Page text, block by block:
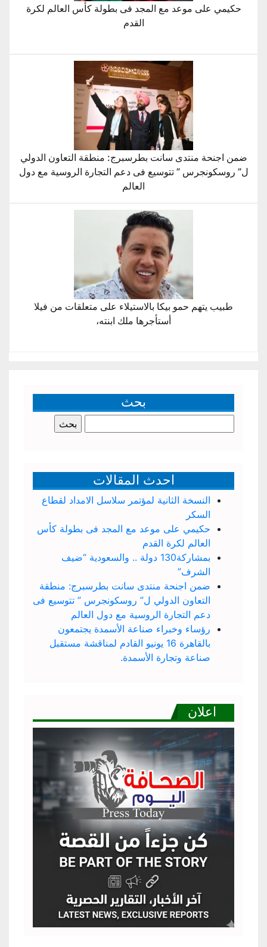
حكيمي على موعد مع المجد فى بطولة كأس العالم لكرة
القدم
ضمن اجنحة منتدى سانت بطرسبرج: منطقة التعاون الدولي
ل” روسكونجرس ” تتوسيع فى دعم التجارة الروسية مع دول
العالم
طبيب يتهم حمو بيكا بالاستيلاء على متعلقات من فيلا
أستأجرها ملك ابنته،
بحث
عن:
احدث المقالات
النسخة الثانية لمؤتمر سلاسل الامداد لقطاع
السكر
حكيمي على موعد مع المجد فى بطولة كأس
العالم لكرة القدم
بمشاركة130 دولة .. والسعودية “ضيف
الشرف”
ضمن اجنحة منتدى سانت بطرسبرج: منطقة
التعاون الدولي ل” روسكونجرس ” تتوسيع فى
دعم التجارة الروسية مع دول العالم
رؤساء وخبراء صناعة الأسمدة يجتمعون
بالقاهرة 16 يونيو القادم لمناقشة مستقبل
صناعة وتجارة الأسمدة.
اعلان